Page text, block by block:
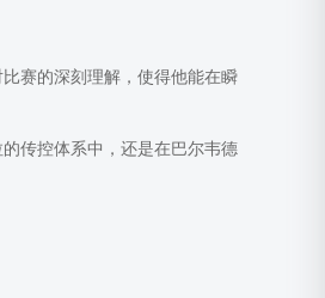
赛的深刻理解，使得他能在瞬
传控体系中，还是在巴尔韦德